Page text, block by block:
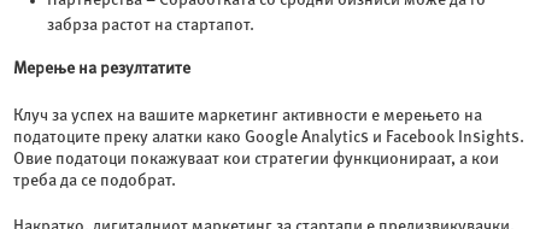
забрза растот на стартапот.
Мерење на резултатите
Клуч за успех на вашите маркетинг активности е мерењето на
податоците преку алатки како Google Analytics и Facebook Insights.
Овие податоци покажуваат кои стратегии функционираат, а кои
треба да се подобрат.